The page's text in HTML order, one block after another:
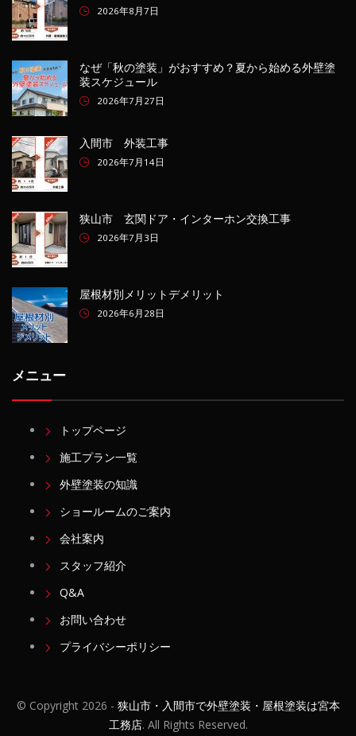
2026年8月7日
なぜ「秋の塗装」がおすすめ？夏から始める外壁塗
装スケジュール
2026年7月27日
入間市 外装工事
2026年7月14日
狭山市 玄関ドア・インターホン交換工事
2026年7月3日
屋根材別メリットデメリット
2026年6月28日
メニュー
トップページ
施工プラン一覧
外壁塗装の知識
ショールームのご案内
会社案内
スタッフ紹介
Q&A
お問い合わせ
プライバシーポリシー
© Copyright2026 - 狭山市・入間市で外壁塗装・屋根塗装は宮本
工務店. All Rights Reserved.